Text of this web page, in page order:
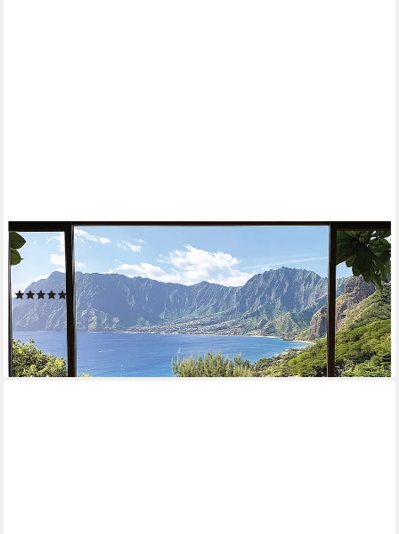
WALLARENA
Fototapete Fenster 3D Landschaft - Mehrfarbig - Modern - Vlies
- Schlafzimmer, glatt, (6 St), 300x210cm
(1)
ab 49,99 €
lieferbar - in 4-5 Werktagen bei dir